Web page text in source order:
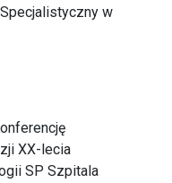
w
XX-lecia
SP Szpitala